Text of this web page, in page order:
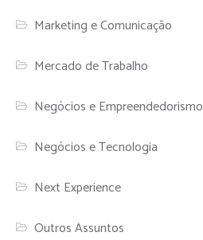
Marketing e Comunicação
Mercado de Trabalho
Negócios e Empreendedorismo
Negócios e Tecnologia
Next Experience
Outros Assuntos